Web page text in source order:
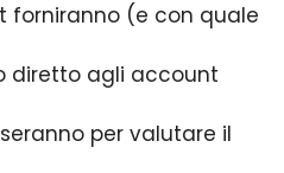
forniranno (e con quale
diretto agli account
per valutare il